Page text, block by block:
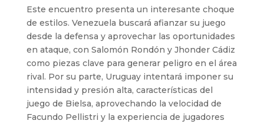
Este encuentro presenta un interesante choque
de estilos. Venezuela buscará afianzar su juego
desde la defensa y aprovechar las oportunidades
en ataque, con Salomón Rondón y Jhonder Cádiz
como piezas clave para generar peligro en el área
rival. Por su parte, Uruguay intentará imponer su
intensidad y presión alta, características del
juego de Bielsa, aprovechando la velocidad de
Facundo Pellistri y la experiencia de jugadores